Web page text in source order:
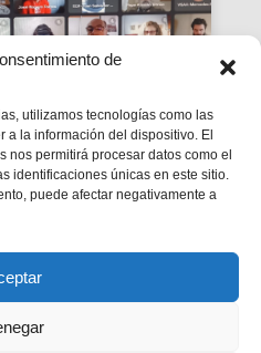
de
utilizamos tecnologías como las
a la información del dispositivo. El
permitirá procesar datos como el
identificaciones únicas en este sitio.
puede afectar negativamente a
2022
de
d’abril.